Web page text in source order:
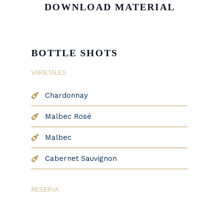
DOWNLOAD MATERIAL
BOTTLE SHOTS
VARIETALES
Chardonnay
Malbec Rosé
Malbec
Cabernet Sauvignon
RESERVA